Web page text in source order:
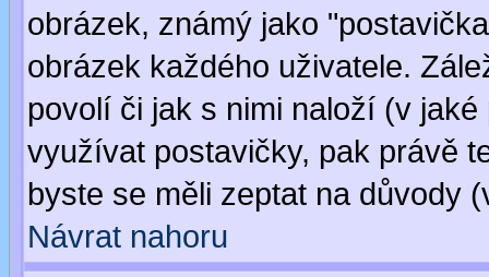
obrázek, známý jako
obrázek každého uživatele.
povolí či jak s nimi naloží (v
využívat postavičky, pak právě
byste se měli zeptat na důvody
Návrat nahoru